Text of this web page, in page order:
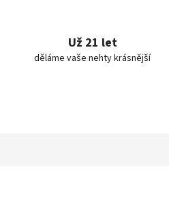
Už 21 let
děláme vaše nehty krásnější